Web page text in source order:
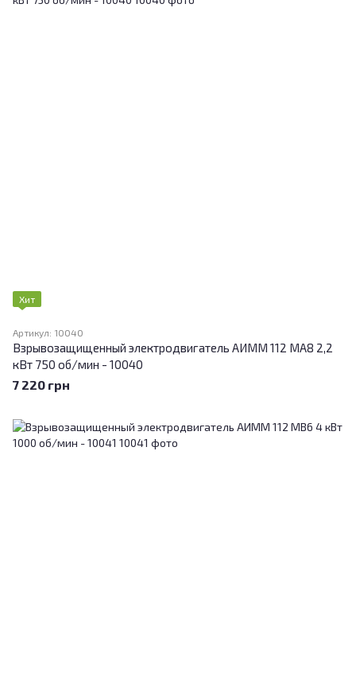
Хит
Артикул: 10040
Взрывозащищенный электродвигатель АИММ 112 МА8 2,2
кВт 750 об/мин - 10040
7 220 грн